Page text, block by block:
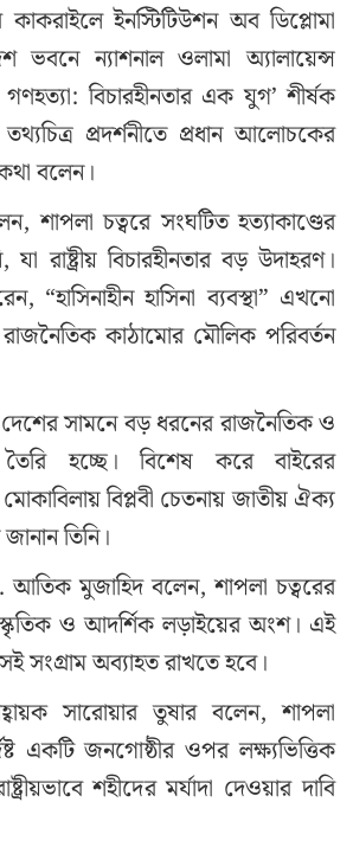
কাকরাইলে ইনস্টিটিউশন অব ডিপ্লোমা
ভবনে ন্যাশনাল ওলামা অ্যালায়েন্স
বিচারহীনতার এক যুগ’ শীর্ষক
প্রদর্শনীতে প্রধান আলোচকের
বলেন।
শাপলা চত্বরে সংঘটিত হত্যাকাণ্ডের
রাষ্ট্রীয় বিচারহীনতার বড় উদাহরণ।
“হাসিনাহীন হাসিনা ব্যবস্থা” এখনো
কাঠামোর মৌলিক পরিবর্তন
সামনে বড় ধরনের রাজনৈতিক ও
হচ্ছে। বিশেষ করে বাইরের
মোকাবিলায় বিপ্লবী চেতনায় জাতীয় ঐক্য
তিনি।
মুজাহিদ বলেন, শাপলা চত্বরের
ও আদর্শিক লড়াইয়ের অংশ। এই
সংগ্রাম অব্যাহত রাখতে হবে।
সারোয়ার তুষার বলেন, শাপলা
একটি জনগোষ্ঠীর ওপর লক্ষ্যভিত্তিক
শহীদের মর্যাদা দেওয়ার দাবি